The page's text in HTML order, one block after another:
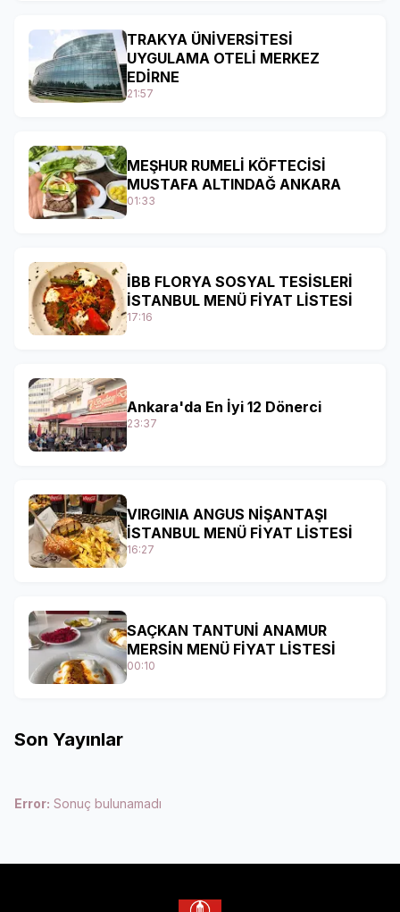
TRAKYA ÜNİVERSİTESİ
UYGULAMA OTELİ MERKEZ
EDİRNE
21:57
MEŞHUR RUMELİ KÖFTECİSİ
MUSTAFA ALTINDAĞ ANKARA
01:33
İBB FLORYA SOSYAL TESİSLERİ
İSTANBUL MENÜ FİYAT LİSTESİ
17:16
Ankara'da En İyi 12 Dönerci
23:37
VIRGINIA ANGUS NİŞANTAŞI
İSTANBUL MENÜ FİYAT LİSTESİ
16:27
SAÇKAN TANTUNİ ANAMUR
MERSİN MENÜ FİYAT LİSTESİ
00:10
Son Yayınlar
Error: Sonuç bulunamadı